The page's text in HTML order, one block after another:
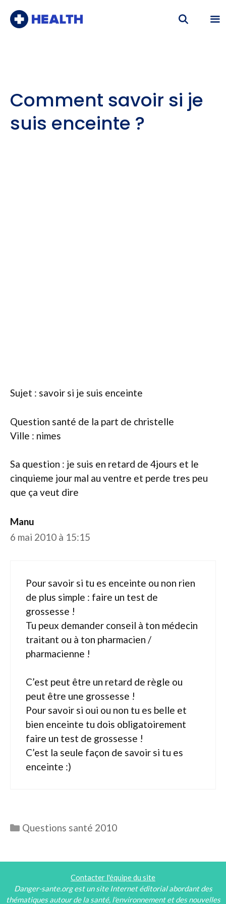
Comment savoir si je
suis enceinte ?
Sujet : savoir si je suis enceinte
Question santé de la part de christelle
Ville : nimes
Sa question : je suis en retard de 4jours et le
cinquieme jour mal au ventre et perde tres peu
que ça veut dire
Manu
6 mai 2010 à 15:15
Pour savoir si tu es enceinte ou non rien
de plus simple : faire un test de
grossesse !
Tu peux demander conseil à ton médecin
traitant ou à ton pharmacien /
pharmacienne !
C’est peut être un retard de règle ou
peut être une grossesse !
Pour savoir si oui ou non tu es belle et
bien enceinte tu dois obligatoirement
faire un test de grossesse !
C’est la seule façon de savoir si tu es
enceinte :)
Catégories
Questions santé 2010
Contacter l'équipe du site
Danger-sante.org est un site Internet éditorial abordant des
thématiques autour de la santé, l'environnement et des nouvelles